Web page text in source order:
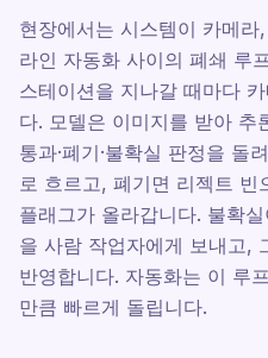
현장에서는 시스템이 카메
라인 자동화 사이의 폐쇄 루
스테이션을 지나갈 때마다
다. 모델은 이미지를 받아 추
통과·폐기·불확실 판정을 돌
로 흐르고, 폐기면 리젝트 빈
플래그가 올라갑니다. 불확
을 사람 작업자에게 보내고,
반영합니다. 자동화는 이 루
만큼 빠르게 돌립니다.